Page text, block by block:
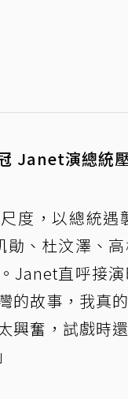
Janet演總統
度，以總統
、杜汶澤、
Janet直呼接
的故事，我真
興奮，試戲時